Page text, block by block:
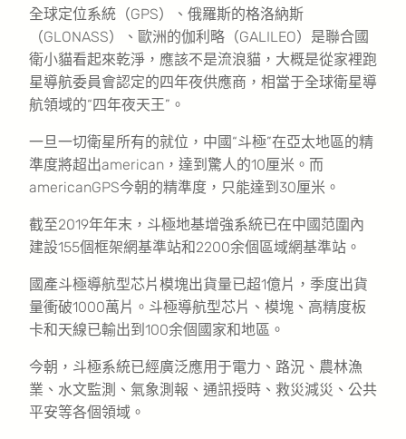
全球定位系統（GPS）、俄羅斯的格洛納斯
（GLONASS）、歐洲的伽利略（GALILEO）是聯合國
衛小貓看起來乾淨，應該不是流浪貓，大概是從家裡跑
星導航委員會認定的四年夜供應商，相當于全球衛星導
航領域的“四年夜天王”。
一旦一切衛星所有的就位，中國“斗極”在亞太地區的精
準度將超出american，達到驚人的10厘米。而
americanGPS今朝的精準度，只能達到30厘米。
截至2019年年末，斗極地基增強系統已在中國范圍內
建設155個框架網基準站和2200余個區域網基準站。
國產斗極導航型芯片模塊出貨量已超1億片，季度出貨
量衝破1000萬片。斗極導航型芯片、模塊、高精度板
卡和天線已輸出到100余個國家和地區。
今朝，斗極系統已經廣泛應用于電力、路況、農林漁
業、水文監測、氣象測報、通訊授時、救災減災、公共
平安等各個領域。